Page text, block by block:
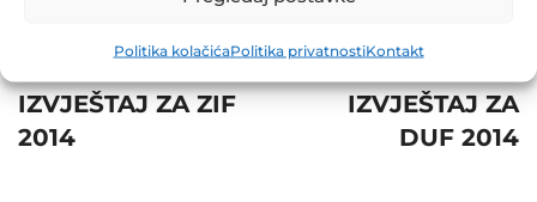
Politika kolačićaPolitika privatnostiKontakt
navigation
IZVJEŠTAJ ZA ZIF
2014
IZVJEŠTAJ ZA
DUF 2014